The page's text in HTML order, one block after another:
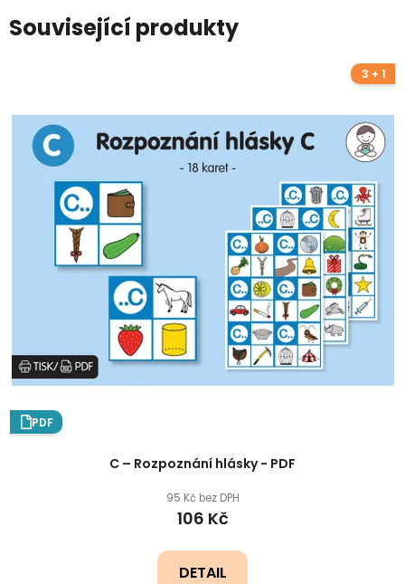
Související produkty
3 + 1
PDF
C – Rozpoznání hlásky - PDF
95 Kč bez DPH
106 Kč
DETAIL